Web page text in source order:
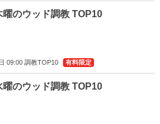
曜のウッド調教 TOP10
09:00 調教TOP10 有料限定
曜のウッド調教 TOP10